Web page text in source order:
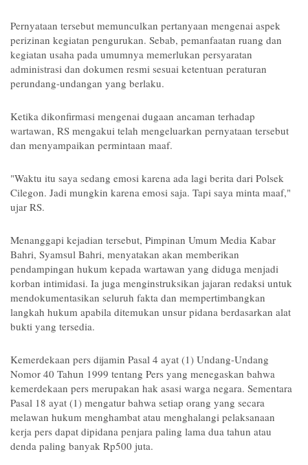
Pernyataan tersebut memunculkan pertanyaan mengenai aspek
perizinan kegiatan pengurukan. Sebab, pemanfaatan ruang dan
kegiatan usaha pada umumnya memerlukan persyaratan
administrasi dan dokumen resmi sesuai ketentuan peraturan
perundang-undangan yang berlaku.
Ketika dikonfirmasi mengenai dugaan ancaman terhadap
wartawan, RS mengakui telah mengeluarkan pernyataan tersebut
dan menyampaikan permintaan maaf.
"Waktu itu saya sedang emosi karena ada lagi berita dari Polsek
Cilegon. Jadi mungkin karena emosi saja. Tapi saya minta maaf,"
ujar RS.
Menanggapi kejadian tersebut, Pimpinan Umum Media Kabar
Bahri, Syamsul Bahri, menyatakan akan memberikan
pendampingan hukum kepada wartawan yang diduga menjadi
korban intimidasi. Ia juga menginstruksikan jajaran redaksi untuk
mendokumentasikan seluruh fakta dan mempertimbangkan
langkah hukum apabila ditemukan unsur pidana berdasarkan alat
bukti yang tersedia.
Kemerdekaan pers dijamin Pasal 4 ayat (1) Undang-Undang
Nomor 40 Tahun 1999 tentang Pers yang menegaskan bahwa
kemerdekaan pers merupakan hak asasi warga negara. Sementara
Pasal 18 ayat (1) mengatur bahwa setiap orang yang secara
melawan hukum menghambat atau menghalangi pelaksanaan
kerja pers dapat dipidana penjara paling lama dua tahun atau
denda paling banyak Rp500 juta.